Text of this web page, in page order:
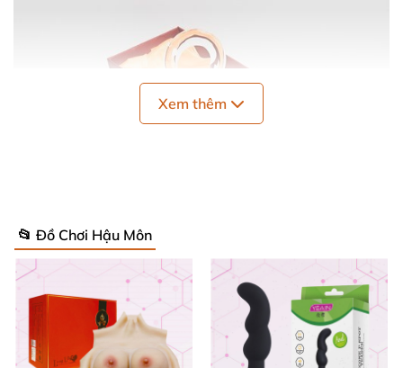
Dương vật thủy tinh kích thích hậu môn DC78X là món đồ chơi
độc đáovà nhiều khoái cảm dành cho các bạn gay
Xem thêm
📂 Đồ Chơi Hậu Môn